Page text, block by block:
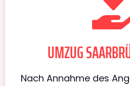
UMZUG
Nach Annahme des